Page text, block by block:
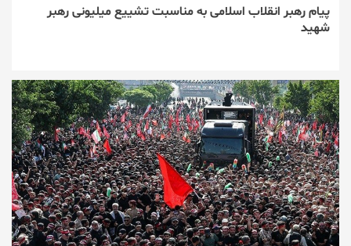
پیام رهبر انقلاب اسلامی به مناسبت تشییع میلیونی رهبر
شهید